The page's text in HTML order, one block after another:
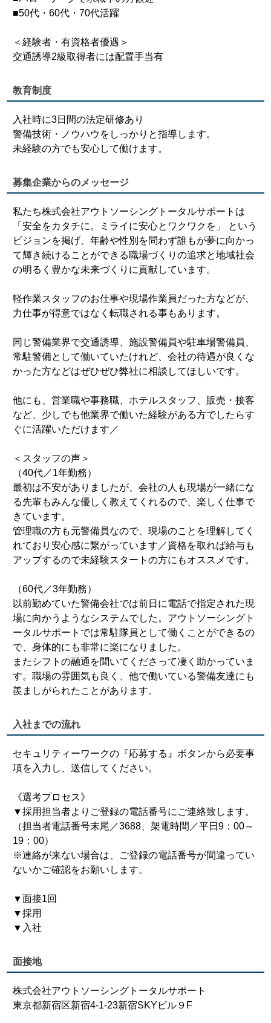
■50代・60代・70代活躍
＜経験者・有資格者優遇＞
交通誘導2級取得者には配置手当有
教育制度
入社時に3日間の法定研修あり
警備技術・ノウハウをしっかりと指導します。
未経験の方でも安心して働けます。
募集企業からのメッセージ
私たち株式会社アウトソーシングトータルサポートは
「安全をカタチに。ミライに安心とワクワクを」 という
ビジョンを掲げ、年齢や性別を問わず誰もが夢に向かっ
て輝き続けることができる職場づくりの追求と地域社会
の明るく豊かな未来づくりに貢献しています。
軽作業スタッフのお仕事や現場作業員だった方などが、
力仕事が得意ではなく転職される事もあります。
同じ警備業界で交通誘導、施設警備員や駐車場警備員、
常駐警備として働いていたけれど、会社の待遇が良くな
かった方などはぜひぜひ弊社に相談してほしいです。
他にも、営業職や事務職、ホテルスタッフ、販売・接客
など、少しでも他業界で働いた経験がある方でしたらす
ぐに活躍いただけます／
＜スタッフの声＞
（40代／1年勤務）
最初は不安がありましたが、会社の人も現場が一緒にな
る先輩もみんな優しく教えてくれるので、楽しく仕事で
きています。
管理職の方も元警備員なので、現場のことを理解してく
れており安心感に繋がっています／資格を取れば給与も
アップするので未経験スタートの方にもオススメです。
（60代／3年勤務）
以前勤めていた警備会社では前日に電話で指定された現
場に向かうようなシステムでした。アウトソーシングト
ータルサポートでは常駐隊員として働くことができるの
で、身体的にも非常に楽になりました。
またシフトの融通を聞いてくださって凄く助かっていま
す。職場の雰囲気も良く、他で働いている警備友達にも
羨ましがられたことがあります。
入社までの流れ
セキュリティーワークの『応募する』ボタンから必要事
項を入力し、送信してください。
《選考プロセス》
▼採用担当者よりご登録の電話番号にご連絡致します。
（担当者電話番号末尾／3688、架電時間／平日9：00～
19：00）
※連絡が来ない場合は、ご登録の電話番号が間違ってい
ないかご確認をお願いします。
▼面接1回
▼採用
▼入社
面接地
株式会社アウトソーシングトータルサポート
東京都新宿区新宿4-1-23新宿SKYビル９F